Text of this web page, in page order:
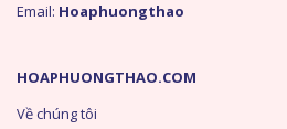
HOAPHUONGTHAO.COM
Về chúng tôi
Email: Hoaphuongthao